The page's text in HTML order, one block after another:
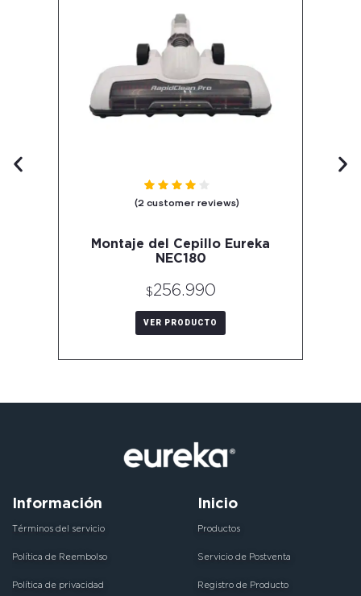
(2 customer reviews)
Montaje del Cepillo Eureka
NEC180
$256.990
VER PRODUCTO
Información
Términos del servicio
Política de Reembolso
Política de privacidad
Inicio
Productos
Servicio de Postventa
Registro de Producto